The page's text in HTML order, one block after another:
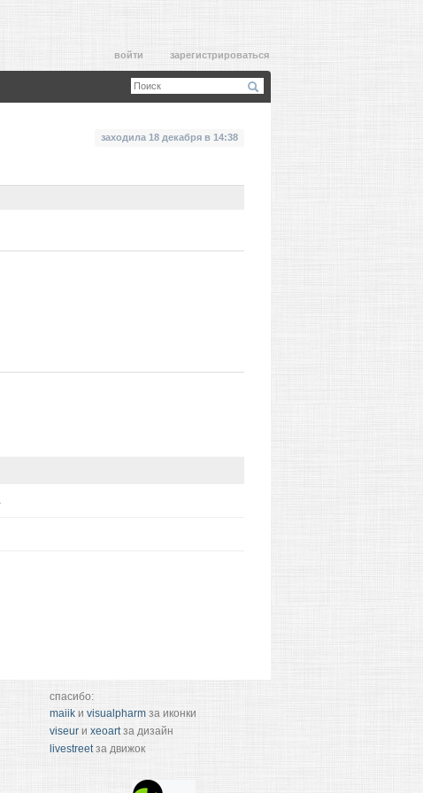
войти зарегистрироваться
заходила 18 декабря в 14:38
спасибо:
maiik и visualpharm за иконки
viseur и xeoartза дизайн
livestreetза движок